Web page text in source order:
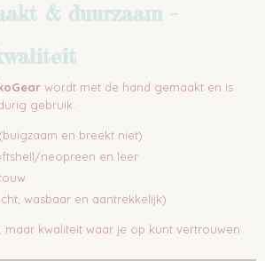
& duurzaam –
wordt met de hand gemaakt en is
gebruik.
en breekt niet)
neopreen en leer
wasbaar en aantrekkelijk)
maar kwaliteit waar je op kunt vertrouwen